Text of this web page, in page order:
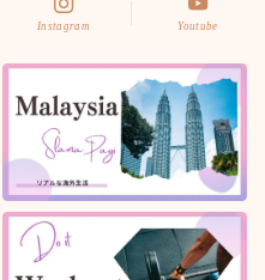
く表記
Instagram Youtube